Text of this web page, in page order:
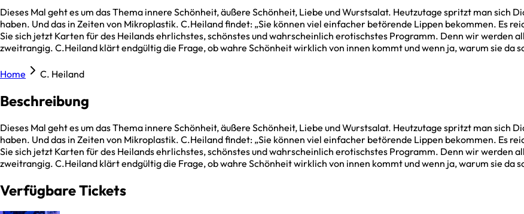
Dieses Mal geht es um das Thema innere Schönheit, äußere Schönheit, Liebe und Wurstsalat. Heutzutage spritzt man sich
haben. Und das in Zeiten von Mikroplastik. C.Heiland findet: „Sie können viel einfacher betörende Lippen bekommen. Es
Sie sich jetzt Karten für des Heilands ehrlichstes, schönstes und wahrscheinlich erotischstes Programm. Denn wir werden
zweitrangig. C.Heiland klärt endgültig die Frage, ob wahre Schönheit wirklich von innen kommt und wenn ja, warum sie da
Home C. Heiland
Beschreibung
Dieses Mal geht es um das Thema innere Schönheit, äußere Schönheit, Liebe und Wurstsalat. Heutzutage spritzt man sich
haben. Und das in Zeiten von Mikroplastik. C.Heiland findet: „Sie können viel einfacher betörende Lippen bekommen. Es
Sie sich jetzt Karten für des Heilands ehrlichstes, schönstes und wahrscheinlich erotischstes Programm. Denn wir werden
zweitrangig. C.Heiland klärt endgültig die Frage, ob wahre Schönheit wirklich von innen kommt und wenn ja, warum sie da
Verfügbare Tickets